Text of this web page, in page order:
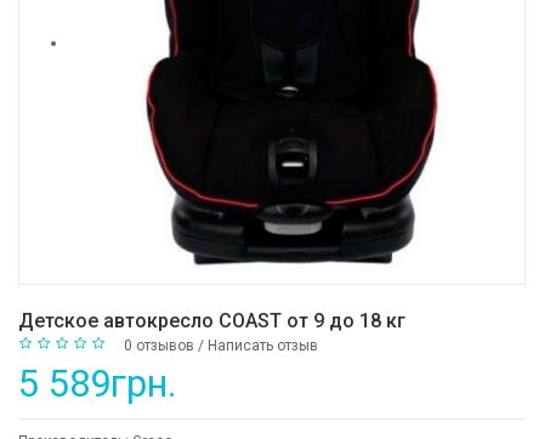
Детское автокресло COAST от 9 до 18 кг
0 отзывов / Написать отзыв
5 589грн.